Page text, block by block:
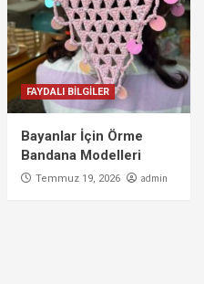
FAYDALI BİLGİLER
Bayanlar İçin Örme
Bandana Modelleri
Temmuz 19, 2026 admin